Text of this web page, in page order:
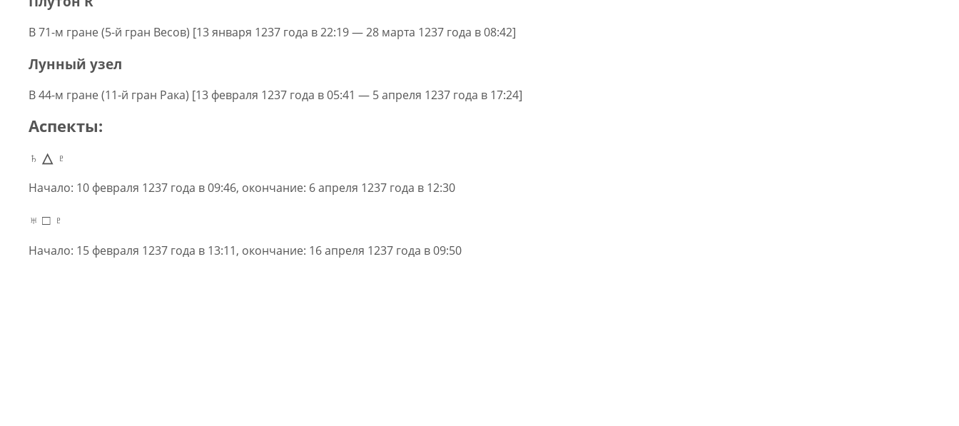
В 71-м гране (5-й гран Весов) [13 января 1237 года в 22:19 — 28 марта 1237 года в 08:42]
Лунный узел
В 44-м гране (11-й гран Рака) [13 февраля 1237 года в 05:41 — 5 апреля 1237 года в 17:24]
Аспекты:
♄ △ ♇
Начало: 10 февраля 1237 года в 09:46, окончание: 6 апреля 1237 года в 12:30
♅ □ ♇
Начало: 15 февраля 1237 года в 13:11, окончание: 16 апреля 1237 года в 09:50